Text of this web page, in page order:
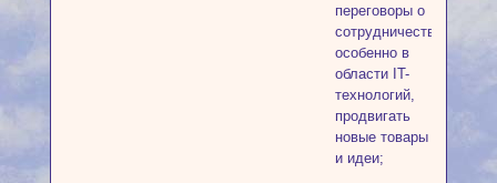
переговоры о
сотрудничестве,
особенно в
области IT-
технологий,
продвигать
новые товары
и идеи;